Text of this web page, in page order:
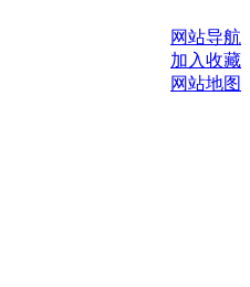
网站导航
加入收藏
网站地图